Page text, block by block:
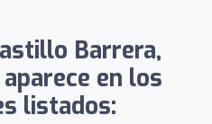
Barrera,
en los
listados: